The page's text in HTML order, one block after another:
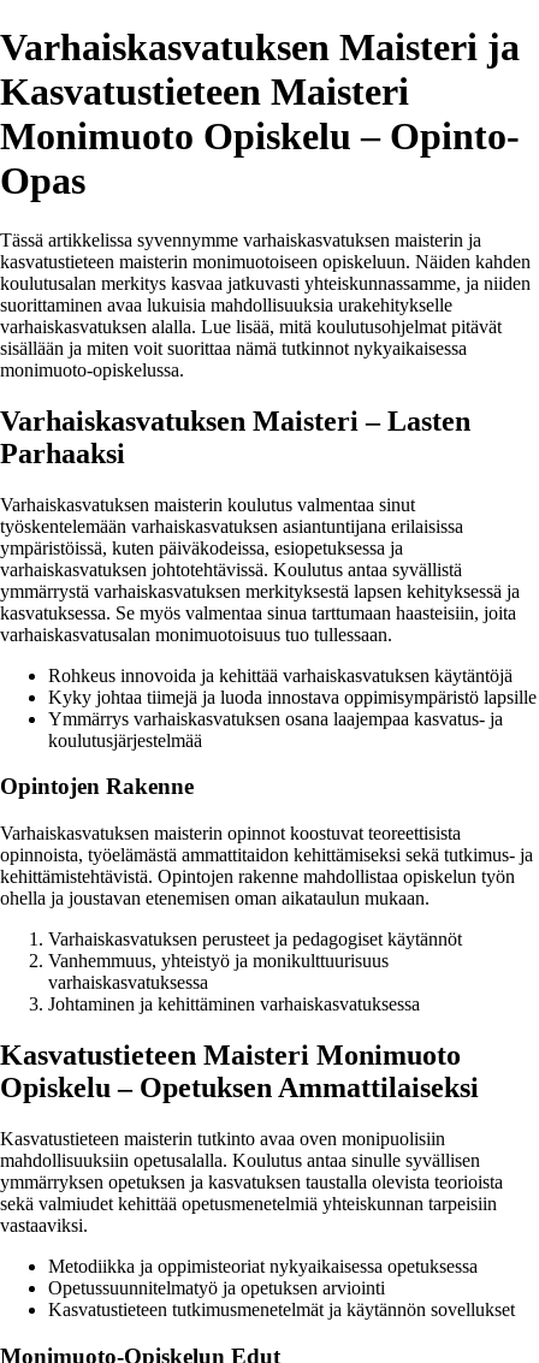
Varhaiskasvatuksen Maisteri ja
Kasvatustieteen Maisteri
Monimuoto Opiskelu – Opinto-
Opas
Tässä artikkelissa syvennymme varhaiskasvatuksen maisterin ja
kasvatustieteen maisterin monimuotoiseen opiskeluun. Näiden kahden
koulutusalan merkitys kasvaa jatkuvasti yhteiskunnassamme, ja niiden
suorittaminen avaa lukuisia mahdollisuuksia urakehitykselle
varhaiskasvatuksen alalla. Lue lisää, mitä koulutusohjelmat pitävät
sisällään ja miten voit suorittaa nämä tutkinnot nykyaikaisessa
monimuoto-opiskelussa.
Varhaiskasvatuksen Maisteri – Lasten
Parhaaksi
Varhaiskasvatuksen maisterin koulutus valmentaa sinut
työskentelemään varhaiskasvatuksen asiantuntijana erilaisissa
ympäristöissä, kuten päiväkodeissa, esiopetuksessa ja
varhaiskasvatuksen johtotehtävissä. Koulutus antaa syvällistä
ymmärrystä varhaiskasvatuksen merkityksestä lapsen kehityksessä ja
kasvatuksessa. Se myös valmentaa sinua tarttumaan haasteisiin, joita
varhaiskasvatusalan monimuotoisuus tuo tullessaan.
Rohkeus innovoida ja kehittää varhaiskasvatuksen käytäntöjä
Kyky johtaa tiimejä ja luoda innostava oppimisympäristö lapsille
Ymmärrys varhaiskasvatuksen osana laajempaa kasvatus- ja
koulutusjärjestelmää
Opintojen Rakenne
Varhaiskasvatuksen maisterin opinnot koostuvat teoreettisista
opinnoista, työelämästä ammattitaidon kehittämiseksi sekä tutkimus- ja
kehittämistehtävistä. Opintojen rakenne mahdollistaa opiskelun työn
ohella ja joustavan etenemisen oman aikataulun mukaan.
Varhaiskasvatuksen perusteet ja pedagogiset käytännöt
Vanhemmuus, yhteistyö ja monikulttuurisuus
varhaiskasvatuksessa
Johtaminen ja kehittäminen varhaiskasvatuksessa
Kasvatustieteen Maisteri Monimuoto
Opiskelu – Opetuksen Ammattilaiseksi
Kasvatustieteen maisterin tutkinto avaa oven monipuolisiin
mahdollisuuksiin opetusalalla. Koulutus antaa sinulle syvällisen
ymmärryksen opetuksen ja kasvatuksen taustalla olevista teorioista
sekä valmiudet kehittää opetusmenetelmiä yhteiskunnan tarpeisiin
vastaaviksi.
Metodiikka ja oppimisteoriat nykyaikaisessa opetuksessa
Opetussuunnitelmatyö ja opetuksen arviointi
Kasvatustieteen tutkimusmenetelmät ja käytännön sovellukset
Monimuoto-Opiskelun Edut